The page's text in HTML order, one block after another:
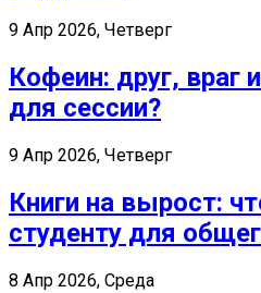
9 Апр 2026, Четверг
Кофеин: друг, враг
для сессии?
9 Апр 2026, Четверг
Книги на вырост:
студенту для
8 Апр 2026, Среда